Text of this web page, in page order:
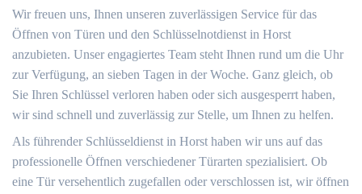
Wir freuen uns, Ihnen unseren zuverlässigen Service für das
Öffnen von Türen und den Schlüsselnotdienst in Horst
anzubieten. Unser engagiertes Team steht Ihnen rund um die Uhr
zur Verfügung, an sieben Tagen in der Woche. Ganz gleich, ob
Sie Ihren Schlüssel verloren haben oder sich ausgesperrt haben,
wir sind schnell und zuverlässig zur Stelle, um Ihnen zu helfen.
Als führender Schlüsseldienst in Horst haben wir uns auf das
professionelle Öffnen verschiedener Türarten spezialisiert. Ob
eine Tür versehentlich zugefallen oder verschlossen ist, wir öffnen